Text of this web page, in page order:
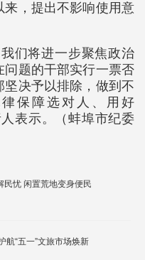
，提出不影响使用意
们将进一步聚焦政治
问题的干部实行一票否
决予以排除，做到不
保障选对人、用好
表示。（蚌埠市纪委
民忧 闲置荒地变身便民
航“五一”文旅市场焕新